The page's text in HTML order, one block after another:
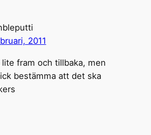
2011
lite fram och tillbaka, men
bestämma att det ska